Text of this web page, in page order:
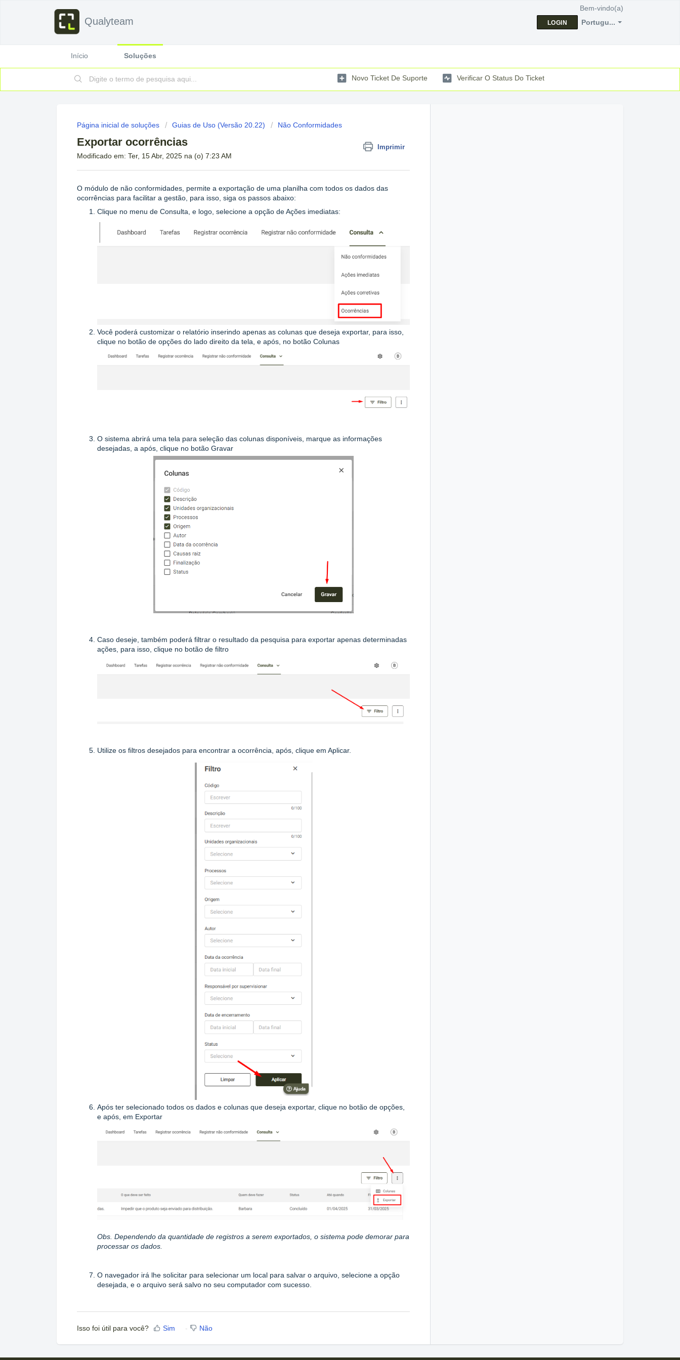
Qualyteam Portugu...
Bem-vindo(a)
LOGIN
Início Soluções
Novo Ticket De Suporte Verificar O Status Do Ticket
Página inicial de soluções Guias de Uso (Versão 20.22) Não Conformidades
Exportar ocorrências Imprimir
Modificado em: Ter, 15 Abr, 2025 na (o) 7:23 AM
O módulo de não conformidades, permite a exportação de uma planilha com todos os dados das
ocorrências para facilitar a gestão, para isso, siga os passos abaixo:
Clique no menu de Consulta, e logo, selecione a opção de Ações imediatas:
Você poderá customizar o relatório inserindo apenas as colunas que deseja exportar, para isso,
clique no botão de opções do lado direito da tela, e após, no botão Colunas
O sistema abrirá uma tela para seleção das colunas disponíveis, marque as informações
desejadas, a após, clique no botão Gravar
Caso deseje, também poderá filtrar o resultado da pesquisa para exportar apenas determinadas
ações, para isso, clique no botão de filtro
Utilize os filtros desejados para encontrar a ocorrência, após, clique em Aplicar.
Após ter selecionado todos os dados e colunas que deseja exportar, clique no botão de opções,
e após, em Exportar
Obs. Dependendo da quantidade de registros a serem exportados, o sistema pode demorar para
processar os dados.
O navegador irá lhe solicitar para selecionar um local para salvar o arquivo, selecione a opção
desejada, e o arquivo será salvo no seu computador com sucesso.
Isso foi útil para você? Sim Não